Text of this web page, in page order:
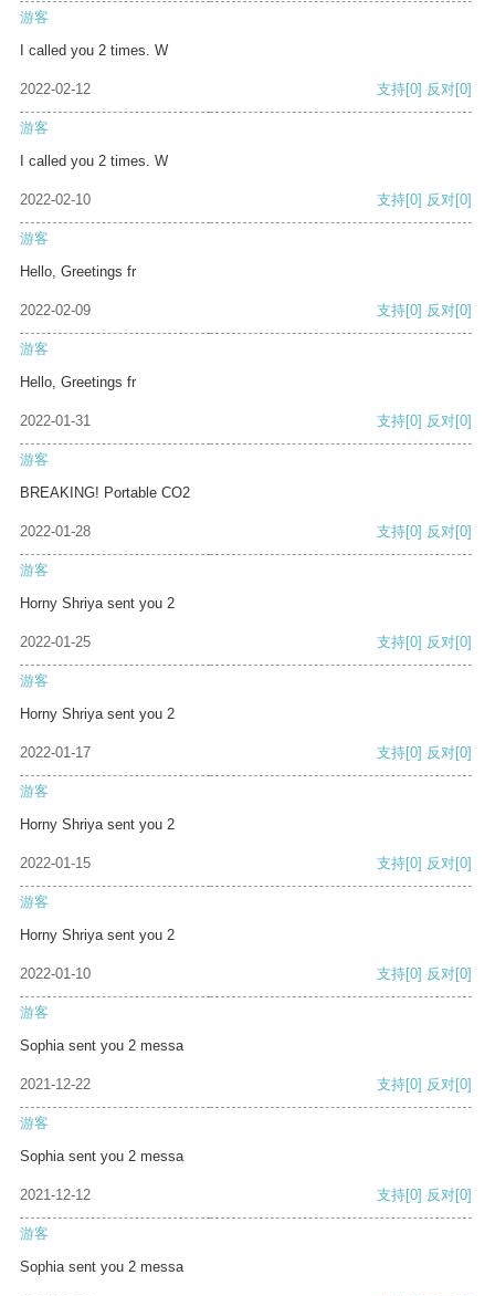
游客
I called you 2 times. W
2022-02-12 支持[0] 反对[0]
游客
I called you 2 times. W
2022-02-10 支持[0] 反对[0]
游客
Hello, Greetings fr
2022-02-09 支持[0] 反对[0]
游客
Hello, Greetings fr
2022-01-31 支持[0] 反对[0]
游客
BREAKING! Portable CO2
2022-01-28 支持[0] 反对[0]
游客
Horny Shriya sent you 2
2022-01-25 支持[0] 反对[0]
游客
Horny Shriya sent you 2
2022-01-17 支持[0] 反对[0]
游客
Horny Shriya sent you 2
2022-01-15 支持[0] 反对[0]
游客
Horny Shriya sent you 2
2022-01-10 支持[0] 反对[0]
游客
Sophia sent you 2 messa
2021-12-22 支持[0] 反对[0]
游客
Sophia sent you 2 messa
2021-12-12 支持[0] 反对[0]
游客
Sophia sent you 2 messa